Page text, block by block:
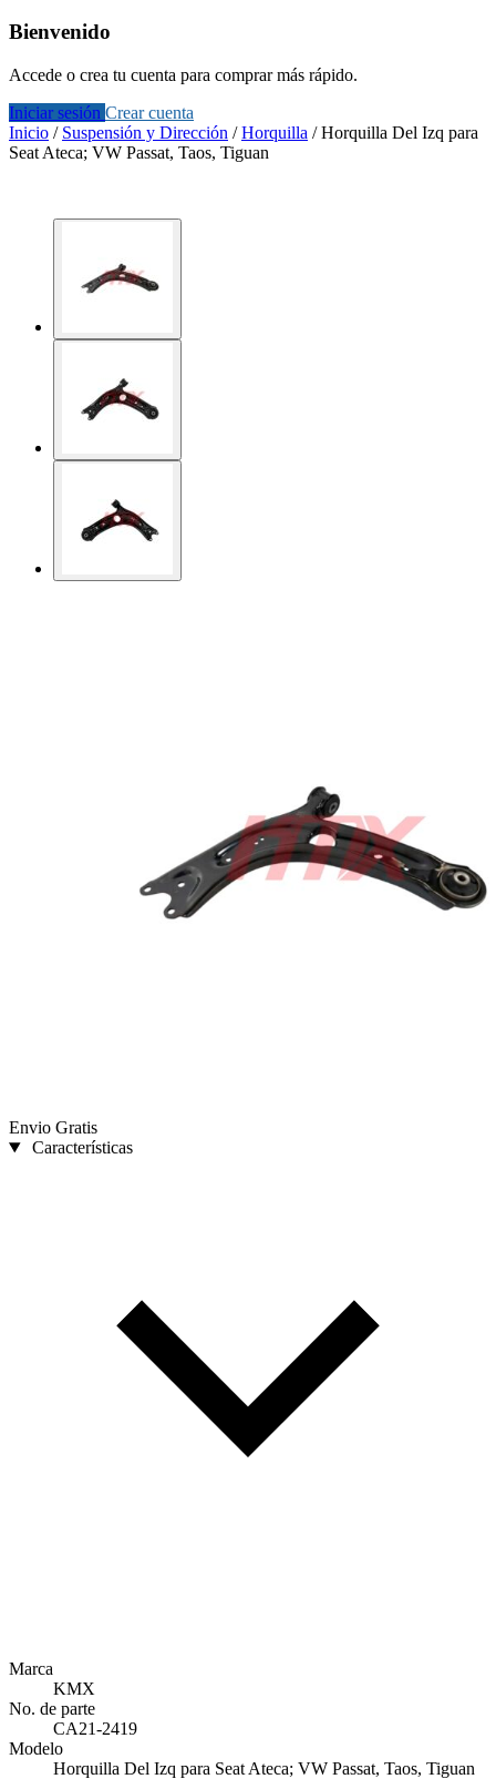
Bienvenido
Accede o crea tu cuenta para comprar más rápido.
Iniciar sesión Crear cuenta
Inicio / Suspensión y Dirección /Horquilla /Horquilla Del Izq para
Seat Ateca; VW Passat, Taos, Tiguan
Envio Gratis
Características
Marca
KMX
No. de parte
CA21-2419
Modelo
Horquilla Del Izq para Seat Ateca; VW Passat, Taos, Tiguan